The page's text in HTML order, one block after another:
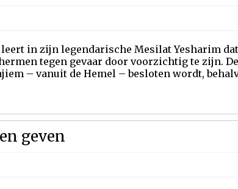
leert in zijn legendarische Mesilat Yesharim
tegen gevaar door voorzichtig te zijn.
– vanuit de Hemel – besloten wordt,
geven